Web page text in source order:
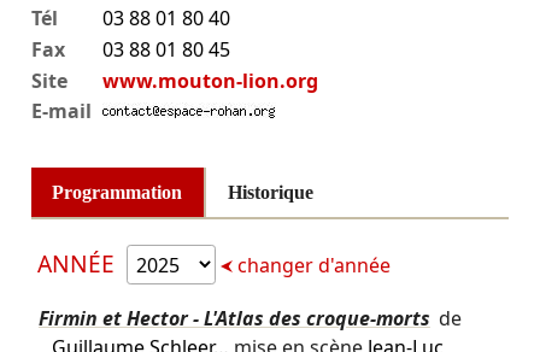
Tél
03 88 01 80 40
Fax
03 88 01 80 45
Site
www.mouton-lion.org
E-mail
Programmation Historique
ANNÉE changer d'année
Firmin et Hector - L'Atlas des croque-morts de